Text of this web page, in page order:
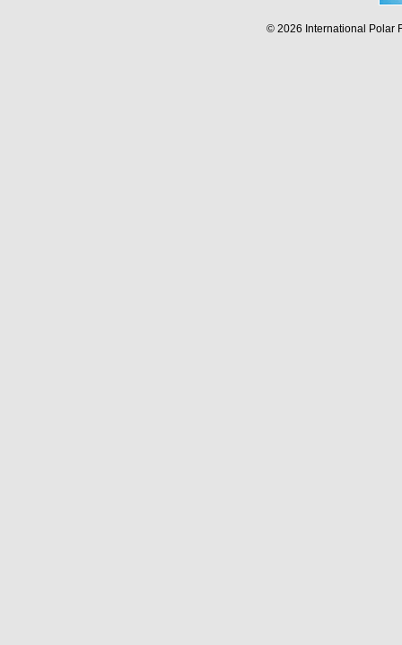
© 2026 International Polar